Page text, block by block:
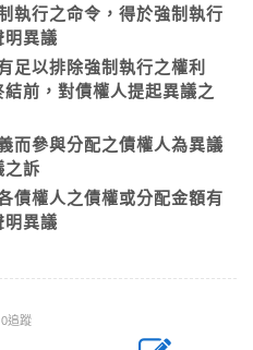
執行之命令，得於強制執行
明異議
足以排除強制執行之權利
前，對債權人提起異議之
而參與分配之債權人為異議
之訴
債權人之債權或分配金額有
明異議
0追蹤